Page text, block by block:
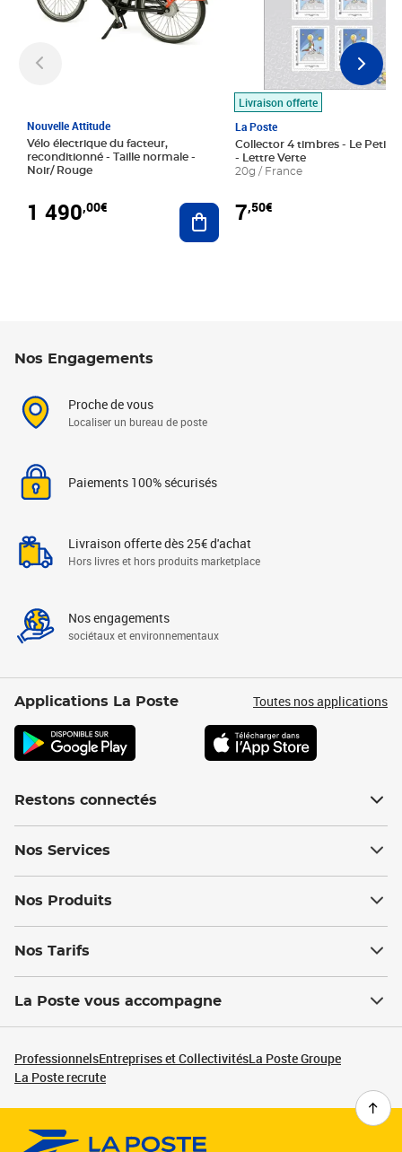
Nouvelle Attitude
Vélo électrique du facteur,
reconditionné - Taille normale -
Noir/ Rouge
1 490,00€ Ajouter au panier
Livraison offerte
La Poste
Collector 4 timbres - Le Petit
- Lettre Verte
20g / France
7,50€
Nos Engagements
Proche de vous
Localiser un bureau de poste
Paiements 100% sécurisés
Livraison offerte dès 25€ d'achat
Hors livres et hors produits marketplace
Nos engagements
sociétaux et environnementaux
Applications La Poste Toutes nos applications
Restons connectés
Nos Services
Nos Produits
Nos Tarifs
La Poste vous accompagne
ProfessionnelsEntreprises et CollectivitésLa Poste Groupe
La Poste recrute